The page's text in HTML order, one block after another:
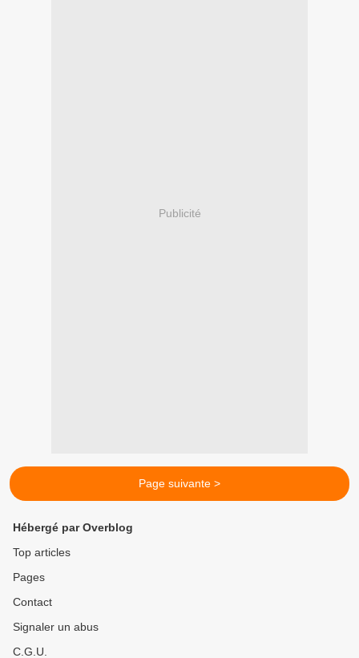
Publicité
Page suivante >
Hébergé par Overblog
Top articles
Pages
Contact
Signaler un abus
C.G.U.